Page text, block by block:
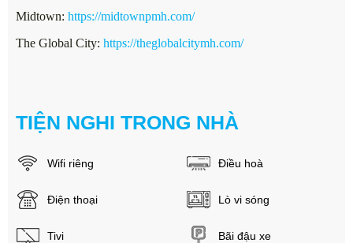
Midtown: https://midtownpmh.com/
The Global City: https://theglobalcitymh.com/
TIỆN NGHI TRONG NHÀ
Wifi riêng Điều hoà
Điện thoại Lò vi sóng
Tivi Bãi đậu xe